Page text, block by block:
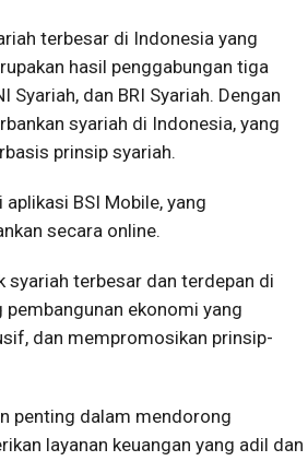
terbesar di Indonesia yang
hasil penggabungan tiga
Syariah, dan BRI Syariah. Dengan
syariah di Indonesia, yang
prinsip syariah.
BSI Mobile, yang
secara online.
syariah terbesar dan terdepan di
ekonomi yang
dan mempromosikan prinsip-
penting dalam mendorong
layanan keuangan yang adil dan